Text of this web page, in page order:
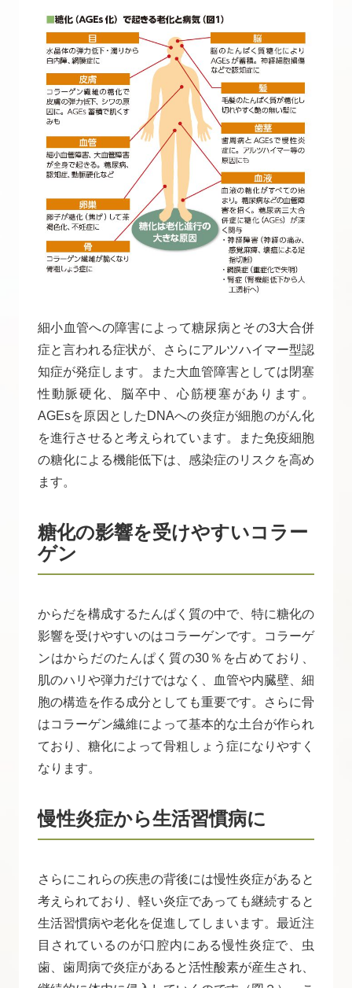
細小血管への障害によって糖尿病とその3大合併
症と言われる症状が、さらにアルツハイマー型認
知症が発症します。また大血管障害としては閉塞
性動脈硬化、脳卒中、心筋梗塞があります。
AGEsを原因としたDNAへの炎症が細胞のがん化
を進行させると考えられています。また免疫細胞
の糖化による機能低下は、感染症のリスクを高め
ます。
糖化の影響を受けやすいコラー
ゲン
からだを構成するたんぱく質の中で、特に糖化の
影響を受けやすいのはコラーゲンです。コラーゲ
ンはからだのたんぱく質の30％を占めており、
肌のハリや弾力だけではなく、血管や内臓壁、細
胞の構造を作る成分としても重要です。さらに骨
はコラーゲン繊維によって基本的な土台が作られ
ており、糖化によって骨粗しょう症になりやすく
なります。
慢性炎症から生活習慣病に
さらにこれらの疾患の背後には慢性炎症があると
考えられており、軽い炎症であっても継続すると
生活習慣病や老化を促進してしまいます。最近注
目されているのが口腔内にある慢性炎症で、虫
歯、歯周病で炎症があると活性酸素が産生され、